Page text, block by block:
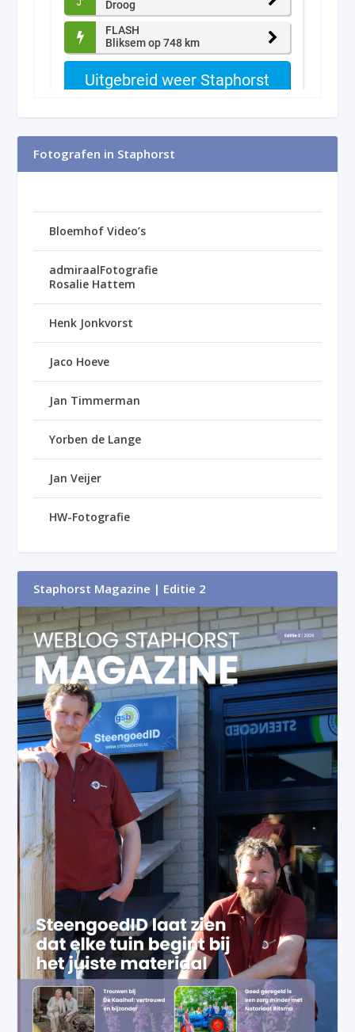
Fotografen in Staphorst
Bloemhof Video’s
admiraalFotografie
Rosalie Hattem
Henk Jonkvorst
Jaco Hoeve
Jan Timmerman
Yorben de Lange
Jan Veijer
HW-Fotografie
Staphorst Magazine | Editie 2